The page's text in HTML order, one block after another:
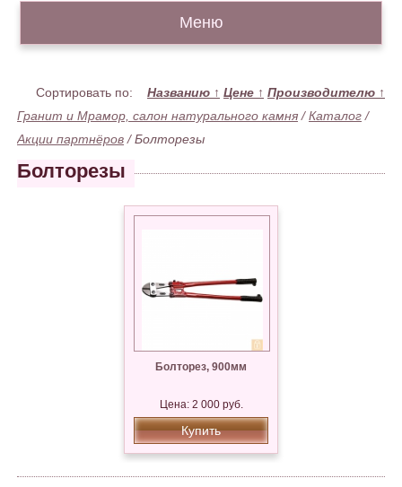
Меню
Сортировать по: Названию ↑ Цене ↑ Производителю ↑
Гранит и Мрамор, салон натурального камня /Каталог /
Акции партнёров /Болторезы
Болторезы
Болторез, 900мм
Цена: 2 000 руб.
Купить